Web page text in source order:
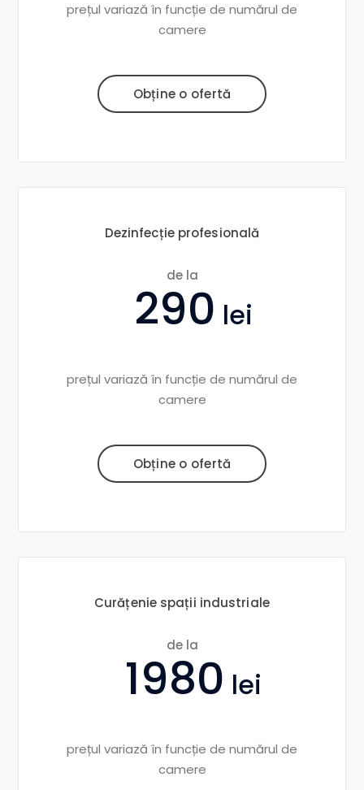
prețul variază în funcție de numărul de
camere
Obține o ofertă
Dezinfecție profesională
de la
290
prețul variază în funcție de numărul de
camere
Obține o ofertă
Curățenie spații industriale
de la
1980
prețul variază în funcție de numărul de
camere